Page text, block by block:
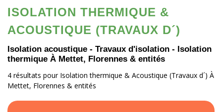
ISOLATION THERMIQUE &
ACOUSTIQUE (TRAVAUX D´)
Isolation acoustique - Travaux d'isolation - Isolation
thermique À Mettet, Florennes & entités
4 résultats pour Isolation thermique & Acoustique (Travaux d´) À
Mettet, Florennes & entités